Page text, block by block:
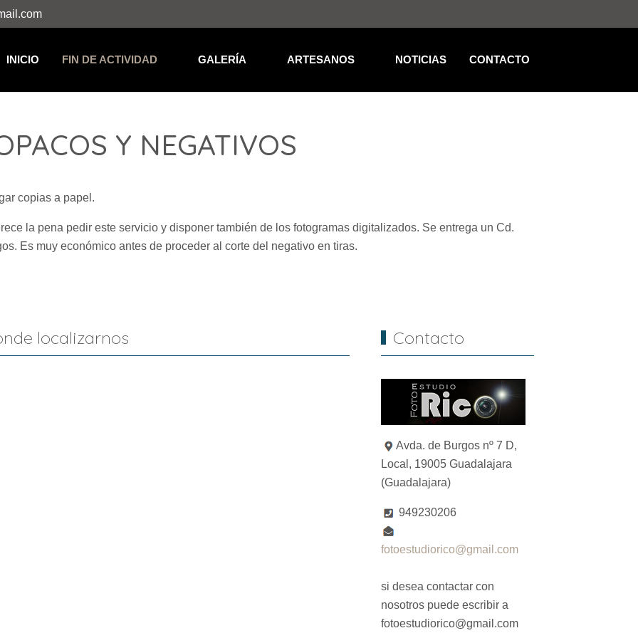
INICIO FIN DE ACTIVIDAD GALERÍA ARTESANOS NOTICIAS CONTACTO
Y NEGATIVOS
copias a papel.
la pena pedir este servicio y disponer también de los fotogramas digitalizados. Se entrega un Cd.
Es muy económico antes de proceder al corte del negativo en tiras.
localizarnos Contacto
Avda. de Burgos nº 7 D,
Local, 19005 Guadalajara
(Guadalajara)
949230206
fotoestudiorico@gmail.com
si desea contactar con
nosotros puede escribir a
fotoestudiorico@gmail.com